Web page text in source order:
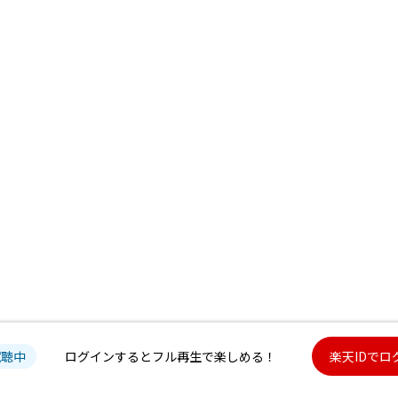
中 ログインするとフル再生で楽しめる！ 楽天IDでロ